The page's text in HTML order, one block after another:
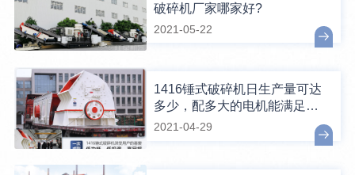
破碎机厂家哪家好?
2021-05-22
1416锤式破碎机日生产量可达
多少，配多大的电机能满足破
碎生产需要？
2021-04-29